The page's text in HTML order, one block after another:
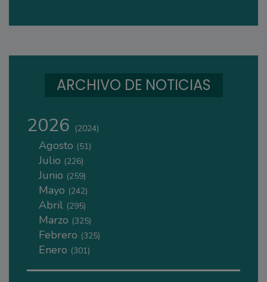
ARCHIVO DE NOTICIAS
2026 (2024)
Agosto (51)
Julio (226)
Junio (259)
Mayo (242)
Abril (295)
Marzo (325)
Febrero (325)
Enero (301)